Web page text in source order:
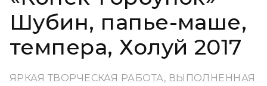
Шубин, папье-маше,
темпера, Холуй 2017
ЯРКАЯ ТВОРЧЕСКАЯ РАБОТА, ВЫПОЛНЕННАЯ